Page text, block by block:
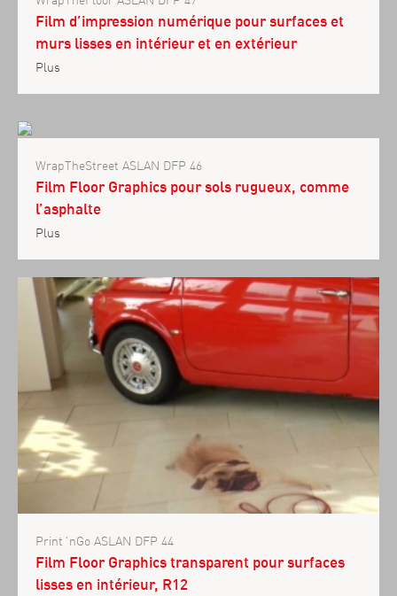
Film d’impression numérique pour surfaces et
murs lisses en intérieur et en extérieur
Plus
WrapTheStreet ASLAN DFP 46
Film Floor Graphics pour sols rugueux, comme
l’asphalte
Plus
Print´nGo ASLAN DFP 44
Film Floor Graphics transparent pour surfaces
lisses en intérieur, R12